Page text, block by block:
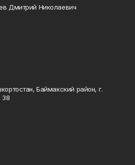
Дмитрий Николаевич
Баймакский район, г.
38